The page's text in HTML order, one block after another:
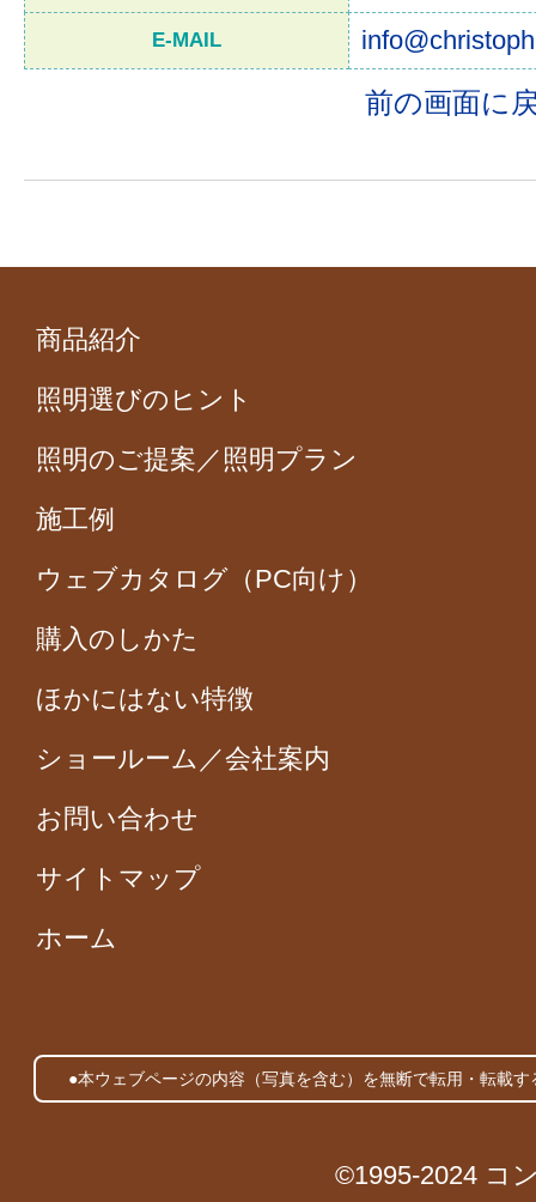
E-MAIL
前の画面に
商品紹介
照明選びのヒント
照明のご提案／照明プラン
施工例
ウェブカタログ（PC向け）
購入のしかた
ほかにはない特徴
ショールーム／会社案内
お問い合わせ
サイトマップ
ホーム
●本ウェブページの内容（写真を含む）を無断で転用・転載
©1995-2024 コ